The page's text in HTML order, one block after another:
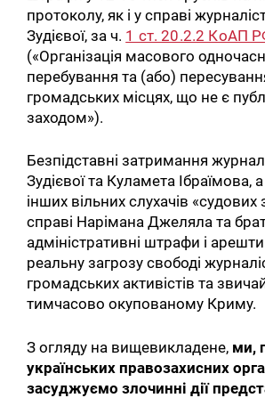
протоколу, як і у справі
Зудієвої, за ч. 1 ст. 20.2.2 КоАП
(«Організація масового
перебування та (або)
громадських місцях, що не є
заходом»).
Безпідставні затримання
Зудієвої та Куламета Ібраїмова,
інших вільних слухачів «судових
справі Нарімана Джеляла та
адміністративні штрафи і
реальну загрозу свободі
громадських активістів та
тимчасово окупованому Криму.
З огляду на вищевикладене, ми,
українських правозахисних
засуджуємо злочинні дії